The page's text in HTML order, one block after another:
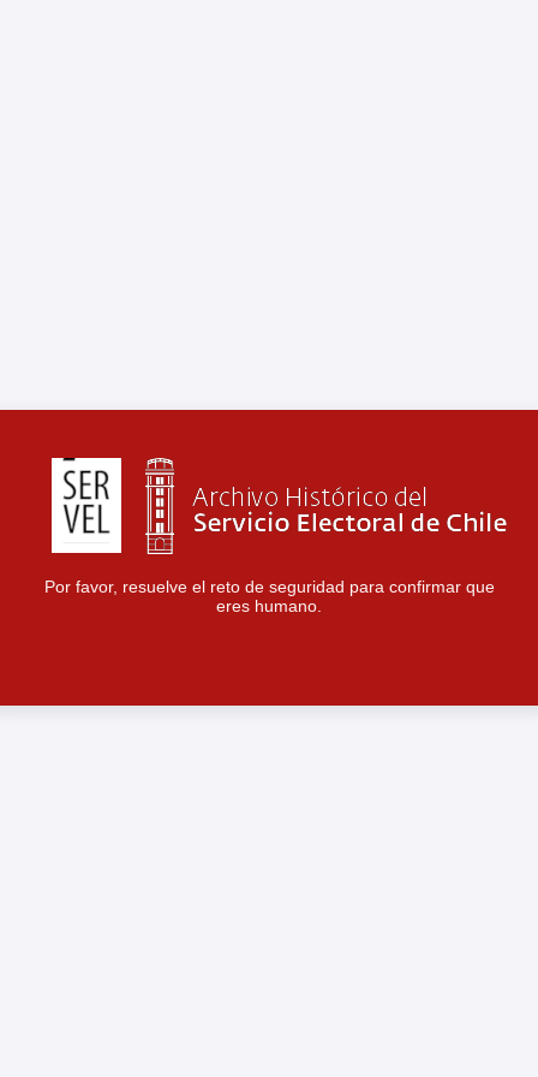
Por favor, resuelve el reto de seguridad para confirmar que
eres humano.